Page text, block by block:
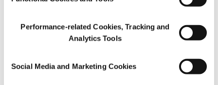
Performance-related Cookies, Tracking and
Analytics Tools
Social Media and Marketing Cookies
% %
BlackRock Saturn Subco, LLC % %